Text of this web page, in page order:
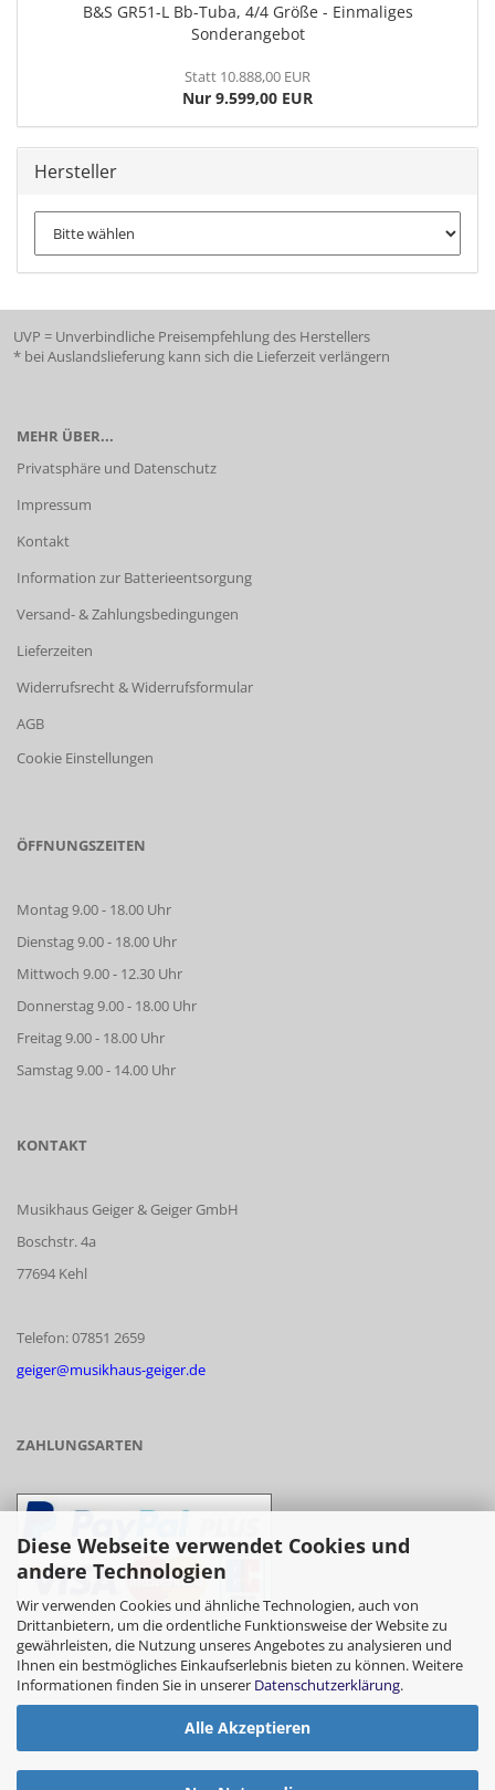
Diese Webseite verwendet Cookies und
andere Technologien
Wir verwenden Cookies und ähnliche Technologien, auch von
Drittanbietern, um die ordentliche Funktionsweise der Website zu
gewährleisten, die Nutzung unseres Angebotes zu analysieren und
Ihnen ein bestmögliches Einkaufserlebnis bieten zu können. Weitere
Informationen finden Sie in unserer Datenschutzerklärung.
Alle Akzeptieren
B&S GR51-L Bb-Tuba, 4/4 Größe - Einmaliges
Sonderangebot
Statt 10.888,00 EUR
Nur 9.599,00 EUR
Hersteller
UVP = Unverbindliche Preisempfehlung des Herstellers
* bei Auslandslieferung kann sich die Lieferzeit verlängern
MEHR ÜBER...
Privatsphäre und Datenschutz
Impressum
Kontakt
Information zur Batterieentsorgung
Versand- & Zahlungsbedingungen
Lieferzeiten
Widerrufsrecht & Widerrufsformular
AGB
Cookie Einstellungen
ÖFFNUNGSZEITEN
Montag 9.00 - 18.00 Uhr
Dienstag 9.00 - 18.00 Uhr
Mittwoch 9.00 - 12.30 Uhr
Donnerstag 9.00 - 18.00 Uhr
Freitag 9.00 - 18.00 Uhr
Samstag 9.00 - 14.00 Uhr
KONTAKT
Musikhaus Geiger & Geiger GmbH
Boschstr. 4a
77694 Kehl
Telefon: 07851 2659
geiger@musikhaus-geiger.de
ZAHLUNGSARTEN
- Vorkasse/Überweisung
- Barzahlung bei Abholung